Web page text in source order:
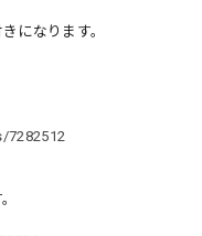
になります。
7282512